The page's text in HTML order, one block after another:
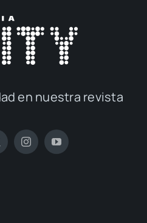
en nues­tra revis­ta